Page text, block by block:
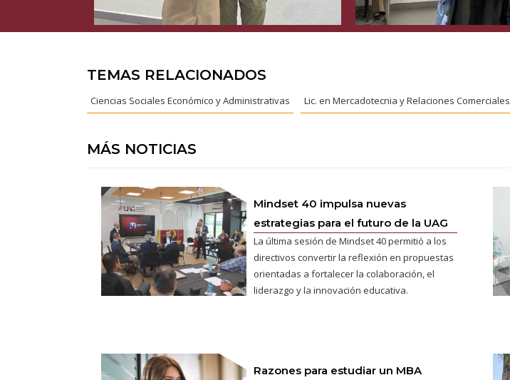
TEMAS RELACIONADOS
Ciencias Sociales Económico y Administrativas Lic. en Mercadotecnia y Relaciones Comerciales
MÁS NOTICIAS
Mindset 40 impulsa nuevas
estrategias para el futuro de la UAG
La última sesión de Mindset 40 permitió a los
directivos convertir la reflexión en propuestas
orientadas a fortalecer la colaboración, el
liderazgo y la innovación educativa.
Razones para estudiar un MBA